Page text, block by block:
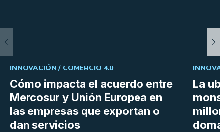
Cómo impacta el acuerdo entre
Mercosur y Unión Europea en
las empresas que exportan o
dan servicios
INNOVACIÓN / COMERCIO 4.0
La